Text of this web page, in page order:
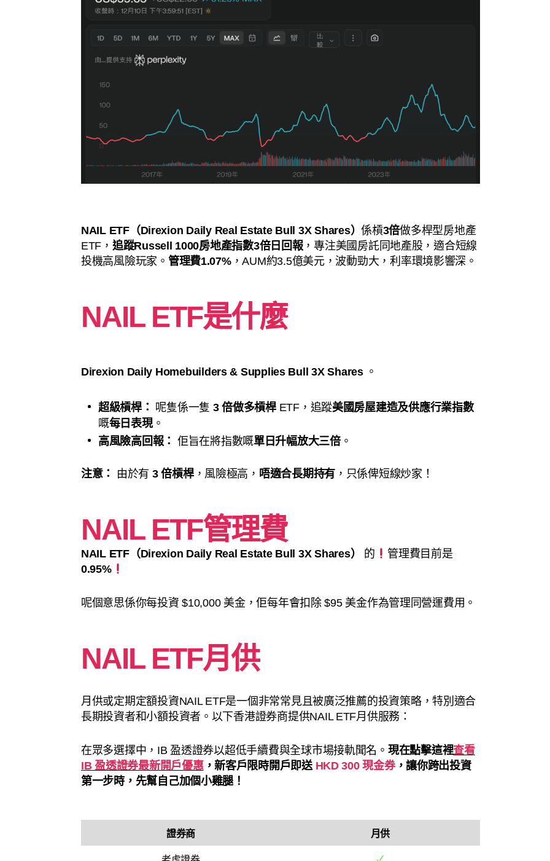
NAIL ETF（Direxion Daily Real Estate Bull 3X Shares）係槓3倍做多桿型房地產
ETF， 追蹤Russell 1000房地產指數3倍日回報，專注美國房託同地產股，適合短線
投機高風險玩家。 管理費1.07%，AUM約3.5億美元，波動勁大，利率環境影響深。
NAIL ETF是什麼
Direxion Daily Homebuilders & Supplies Bull 3X Shares。
超級槓桿： 呢隻係一隻 3 倍做多槓桿ETF，追蹤美國房屋建造及供應行業指數
嘅每日表現。
高風險高回報： 佢旨在將指數嘅單日升幅放大三倍。
注意： 由於有 3 倍槓桿，風險極高， 唔適合長期持有 ，只係俾短線炒家！
NAIL ETF管理費
NAIL ETF（Direxion Daily Real Estate Bull 3X Shares） 的
管理費目前是
0.95%
呢個意思係你每投資 $10,000 美金，佢每年會扣除 $95 美金作為管理同營運費用。
NAIL ETF月供
月供或定期定額投資NAIL ETF是一個非常常見且被廣泛推薦的投資策略，特別適合
長期投資者和小額投資者。以下香港證券商提供NAIL ETF月供服務：
在眾多選擇中，IB 盈透證券以超低手續費與全球市場接軌聞名。 現在點擊這裡查看
IB 盈透證券最新開戶優惠，新客戶限時開戶即送 HKD 300 現金券，讓你跨出投資
第一步時，先幫自己加個小雞腿！
證券商 月供